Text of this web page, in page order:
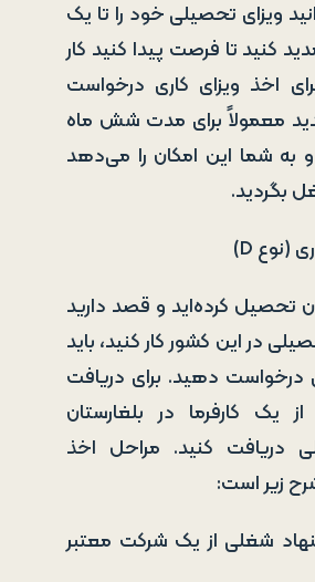
ویزای تحصیلی خود را تا یک
کنید تا فرصت پیدا کنید کار
اخذ ویزای کاری درخواست
معمولاً برای مدت شش ماه
به شما این امکان را می‌دهد
بگردید.
تحصیل کرده‌اید و قصد دارید
در این کشور کار کنید، باید
درخواست دهید. برای دریافت
از یک کارفرما در بلغارستان
دریافت کنید. مراحل اخذ
زیر است:
شغلی از یک شرکت معتبر